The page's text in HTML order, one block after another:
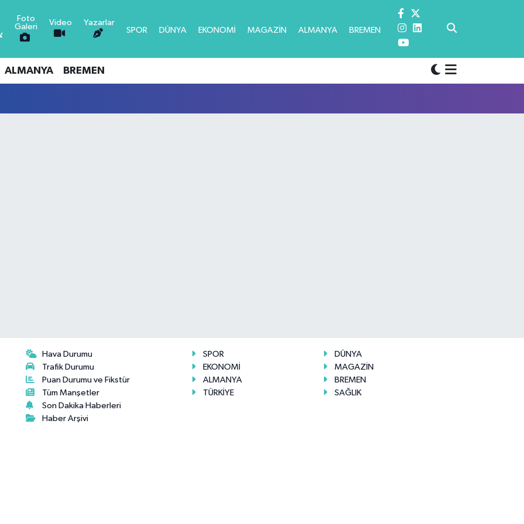
0.66
0.06
0.1
Foto
Galeri
Video
Yazarlar
SPOR
DÜNYA EKONOMİ MAGAZİN ALMANYA BREMEN
ALMANYA BREMEN
Hava Durumu
Trafik Durumu
Puan Durumu ve Fikstür
Tüm Manşetler
Son Dakika Haberleri
Haber Arşivi
SPOR
DÜNYA
EKONOMİ
MAGAZİN
ALMANYA
BREMEN
TÜRKİYE
SAĞLIK